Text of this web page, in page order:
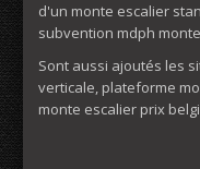
d'un monte escalier
subvention mdph
Sont aussi ajoutés les
verticale, plateforme
monte escalier prix